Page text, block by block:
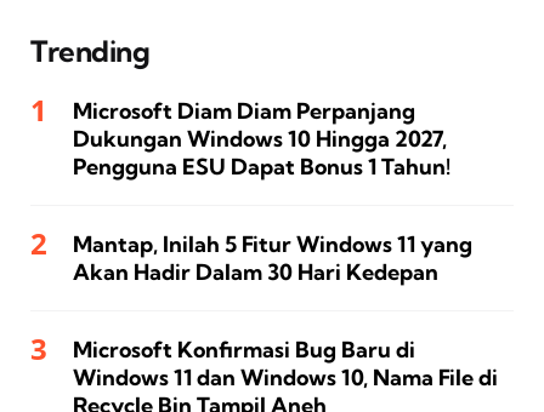
Trending
Microsoft Diam Diam Perpanjang
Dukungan Windows 10 Hingga 2027,
Pengguna ESU Dapat Bonus 1 Tahun!
Mantap, Inilah 5 Fitur Windows 11 yang
Akan Hadir Dalam 30 Hari Kedepan
Microsoft Konfirmasi Bug Baru di
Windows 11 dan Windows 10, Nama File di
Recycle Bin Tampil Aneh